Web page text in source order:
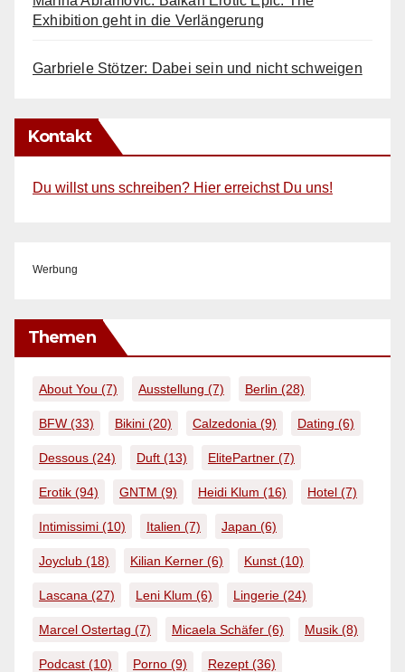
Exhibition geht in die Verlängerung
Garbriele Stötzer: Dabei sein und nicht schweigen
Kontakt
Du willst uns schreiben? Hier erreichst Du uns!
Werbung
Themen
About You (7) Ausstellung (7) Berlin (28)
BFW (33) Bikini (20) Calzedonia (9) Dating (6)
Dessous (24) Duft (13) ElitePartner (7)
Erotik (94) GNTM (9) Heidi Klum (16) Hotel (7)
Intimissimi (10) Italien (7) Japan (6)
Joyclub (18) Kilian Kerner (6) Kunst (10)
Lascana (27) Leni Klum (6) Lingerie (24)
Marcel Ostertag (7) Micaela Schäfer (6) Musik (8)
Podcast (10) Porno (9) Rezept (36)